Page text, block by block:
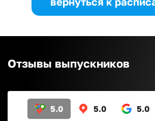
Отзывы выпускников
5.0 5.0 5.0